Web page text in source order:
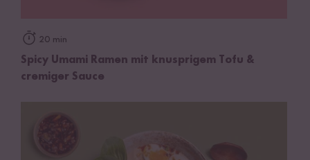
20 min
Spicy Umami Ramen mit knusprigem Tofu &
cremiger Sauce